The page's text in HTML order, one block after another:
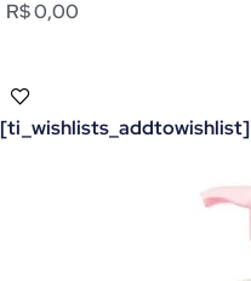
R$ 0,00
[ti_wishlists_addtowishlist]